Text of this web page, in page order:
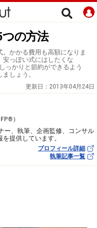
の方法
かかる費用も高額になりま
っぽい式にはしたくな
っかりと節約ができるよう
しょう。
更新日： 2013年04月24日
）
ー、執筆、企画監修、コンサル
提供しています。
プロフィール詳細
執筆記事一覧